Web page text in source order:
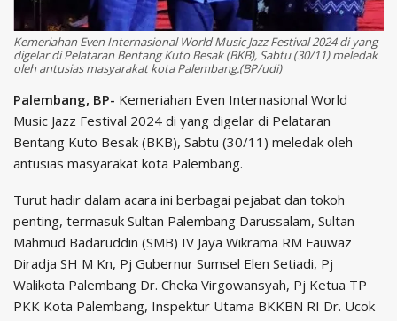
Kemeriahan Even Internasional World Music Jazz Festival 2024 di yang
digelar di Pelataran Bentang Kuto Besak (BKB), Sabtu (30/11) meledak
oleh antusias masyarakat kota Palembang.(BP/udi)
Palembang, BP- Kemeriahan Even Internasional World
Music Jazz Festival 2024 di yang digelar di Pelataran
Bentang Kuto Besak (BKB), Sabtu (30/11) meledak oleh
antusias masyarakat kota Palembang.
Turut hadir dalam acara ini berbagai pejabat dan tokoh
penting, termasuk Sultan Palembang Darussalam, Sultan
Mahmud Badaruddin (SMB) IV Jaya Wikrama RM Fauwaz
Diradja SH M Kn, Pj Gubernur Sumsel Elen Setiadi, Pj
Walikota Palembang Dr. Cheka Virgowansyah, Pj Ketua TP
PKK Kota Palembang, Inspektur Utama BKKBN RI Dr. Ucok